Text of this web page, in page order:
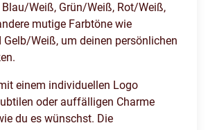
Weiß, Grün/Weiß, Rot/Weiß,
mutige Farbtöne wie
Weiß, um deinen persönlichen
einem individuellen Logo
oder auffälligen Charme
du es wünschst. Die